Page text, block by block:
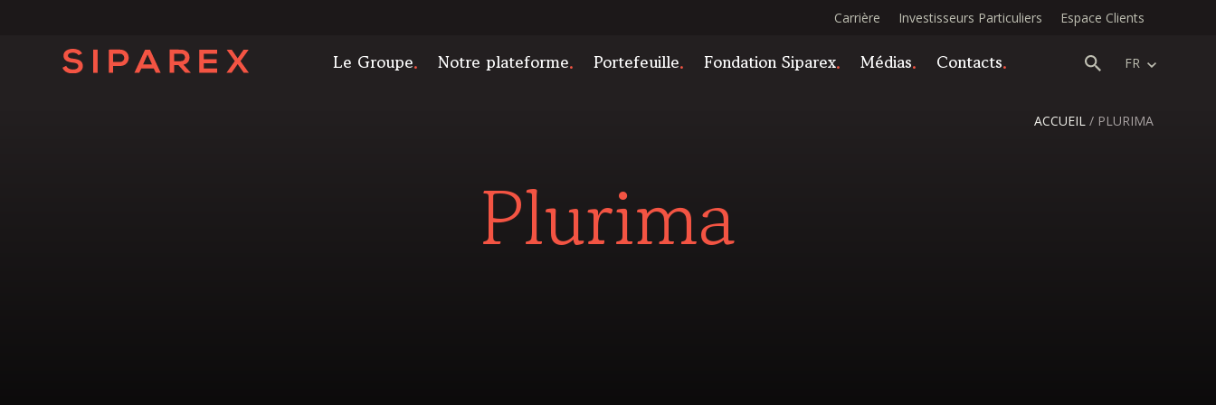
Carrière Investisseurs Particuliers Espace Clients
Le Groupe Notre plateforme Portefeuille Fondation Siparex Médias Contacts FR
ACCUEIL / PLURIMA
Plurima